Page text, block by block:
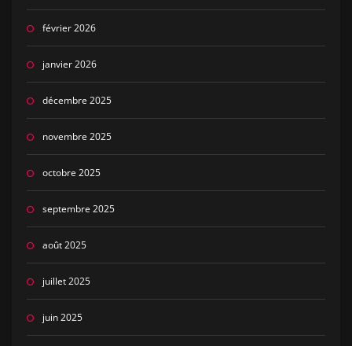
février 2026
janvier 2026
décembre 2025
novembre 2025
octobre 2025
septembre 2025
août 2025
juillet 2025
juin 2025